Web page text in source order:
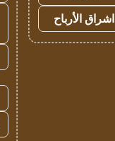
اشراق الأرباح